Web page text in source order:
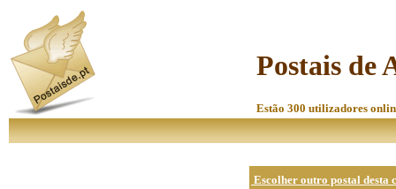
Postais de
Estão 300 utilizadores
Escolher outro postal desta